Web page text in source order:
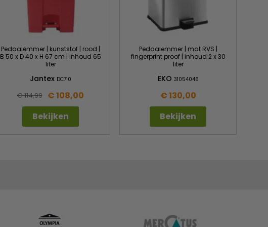
Pedaalemmer | kunststof | rood |
B 50 x D 40 x H 67 cm | inhoud 65
liter
Jantex DC710
€ 114,99 € 108,00
Bekijken
Pedaalemmer | mat RVS |
fingerprint proof | inhoud 2 x 30
liter
EKO 31054046
€ 130,00
Bekijken